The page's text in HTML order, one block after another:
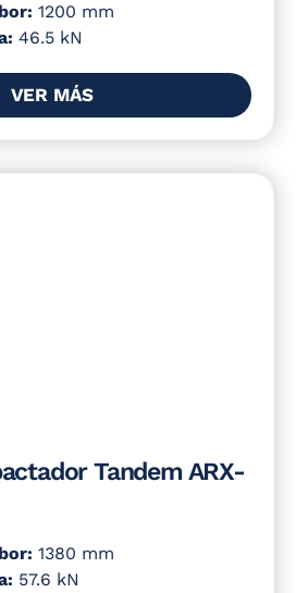
1200 mm
46.5 kN
VER MÁS
Tandem ARX-
1380 mm
57.6 kN